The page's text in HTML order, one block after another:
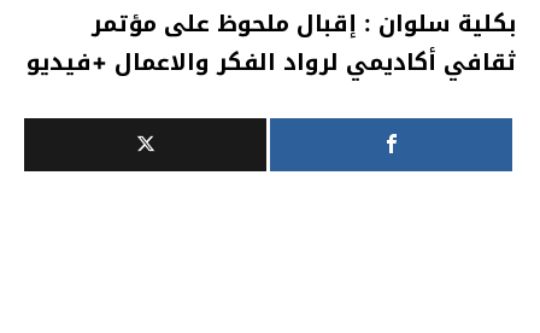
بكلية سلوان : إقبال ملحوظ على مؤتمر
ثقافي أكاديمي لرواد الفكر والاعمال +فيديو